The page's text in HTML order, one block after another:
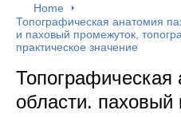
Home
Топографическая анатомия
и паховый промежуток,
практическое значение
Топографическая
области.